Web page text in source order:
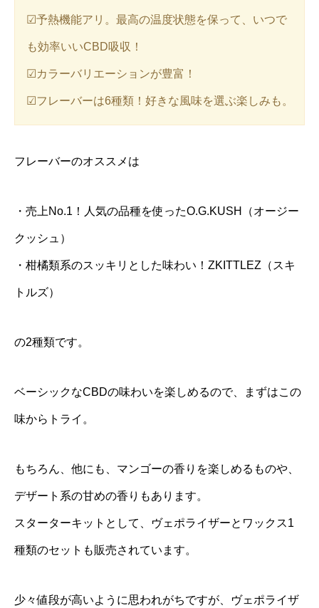
☑︎予熱機能アリ。最高の温度状態を保って、いつで
も効率いいCBD吸収！
☑︎カラーバリエーションが豊富！
☑︎フレーバーは6種類！好きな風味を選ぶ楽しみも。
フレーバーのオススメは
・売上No.1！人気の品種を使ったO.G.KUSH（オージー
クッシュ）
・柑橘類系のスッキリとした味わい！ZKITTLEZ（スキ
トルズ）
の2種類です。
ベーシックなCBDの味わいを楽しめるので、まずはこの
味からトライ。
もちろん、他にも、マンゴーの香りを楽しめるものや、
デザート系の甘めの香りもあります。
スターターキットとして、ヴェポライザーとワックス1
種類のセットも販売されています。
少々値段が高いように思われがちですが、ヴェポライザ